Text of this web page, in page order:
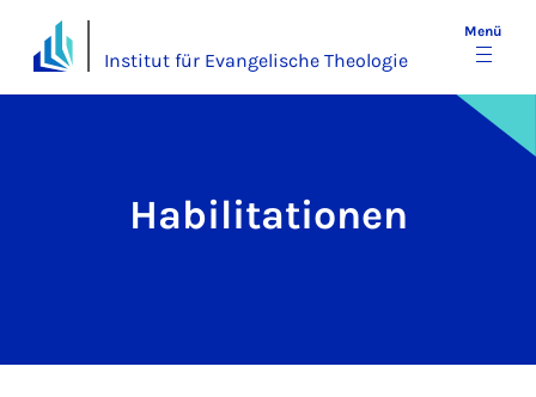
Institut für Evangelische Theologie
Menü
Habilitationen